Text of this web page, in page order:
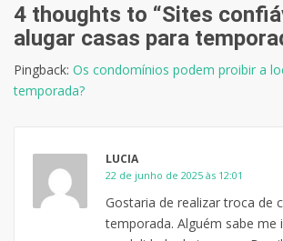
4 thoughts to “Sites
alugar casas para
Pingback: Os condomínios podem proibir a
temporada?
LUCIA
22 de junho de 2025 às 12:01
Gostaria de realizar troca de
temporada. Alguém sabe me